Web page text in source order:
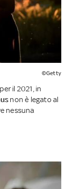
©Getty
il 2021, in
non è legato al
nessuna